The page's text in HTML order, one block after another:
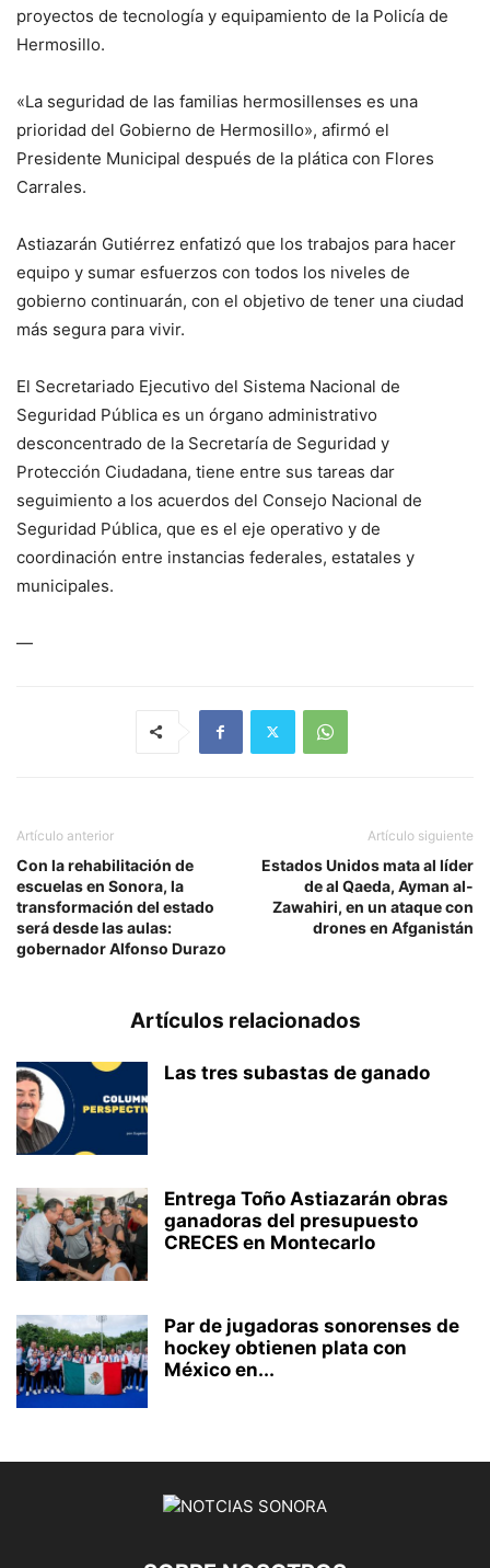
proyectos de tecnología y equipamiento de la Policía de
Hermosillo.
«La seguridad de las familias hermosillenses es una
prioridad del Gobierno de Hermosillo», afirmó el
Presidente Municipal después de la plática con Flores
Carrales.
Astiazarán Gutiérrez enfatizó que los trabajos para hacer
equipo y sumar esfuerzos con todos los niveles de
gobierno continuarán, con el objetivo de tener una ciudad
más segura para vivir.
El Secretariado Ejecutivo del Sistema Nacional de
Seguridad Pública es un órgano administrativo
desconcentrado de la Secretaría de Seguridad y
Protección Ciudadana, tiene entre sus tareas dar
seguimiento a los acuerdos del Consejo Nacional de
Seguridad Pública, que es el eje operativo y de
coordinación entre instancias federales, estatales y
municipales.
—
Artículo anterior
Con la rehabilitación de
escuelas en Sonora, la
transformación del estado
será desde las aulas:
gobernador Alfonso Durazo
Artículo siguiente
Estados Unidos mata al líder
de al Qaeda, Ayman al-
Zawahiri, en un ataque con
drones en Afganistán
Artículos relacionados
Las tres subastas de ganado
Entrega Toño Astiazarán obras
ganadoras del presupuesto
CRECES en Montecarlo
Par de jugadoras sonorenses de
hockey obtienen plata con
México en...